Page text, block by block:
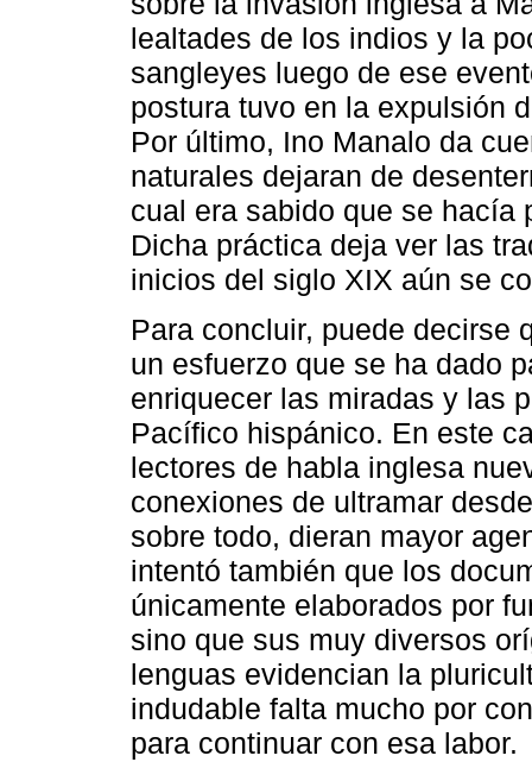
lealtades de los indios y la
sangleyes luego de ese
postura tuvo en la expulsión
Por último, Ino Manalo da
naturales dejaran de
cual era sabido que se hacía
Dicha práctica deja ver las
inicios del siglo XIX aún se
Para concluir, puede decirse
un esfuerzo que se ha dado
enriquecer las miradas y las
Pacífico hispánico. En este
lectores de habla inglesa
conexiones de ultramar
sobre todo, dieran mayor
intentó también que los
únicamente elaborados por
sino que sus muy diversos
lenguas evidencian la
indudable falta mucho por
para continuar con esa labor.